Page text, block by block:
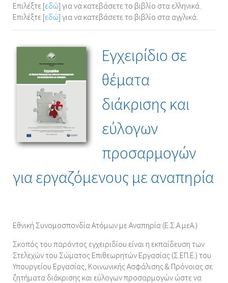
Επιλέξτε [εδώ] για να κατεβάσετε το βιβλίο στα ελληνικά.
Επιλέξτε [εδώ] για να κατεβάσετε το βιβλίο στα αγγλικά.
Εγχειρίδιο σε
θέματα
διάκρισης και
εύλογων
προσαρμογών
για εργαζόμενους με αναπηρία
Εθνική Συνομοσπονδία Ατόμων με Αναπηρία (Ε.Σ.Α.μεΑ.)
Σκοπός του παρόντος εγχειριδίου είναι η εκπαίδευση των
Στελεχών του Σώματος Επιθεωρητών Εργασίας (Σ.ΕΠ.Ε.) του
Υπουργείου Εργασίας, Κοινωνικής Ασφάλισης & Πρόνοιας σε
ζητήματα διάκρισης και εύλογων προσαρμογών ώστε να